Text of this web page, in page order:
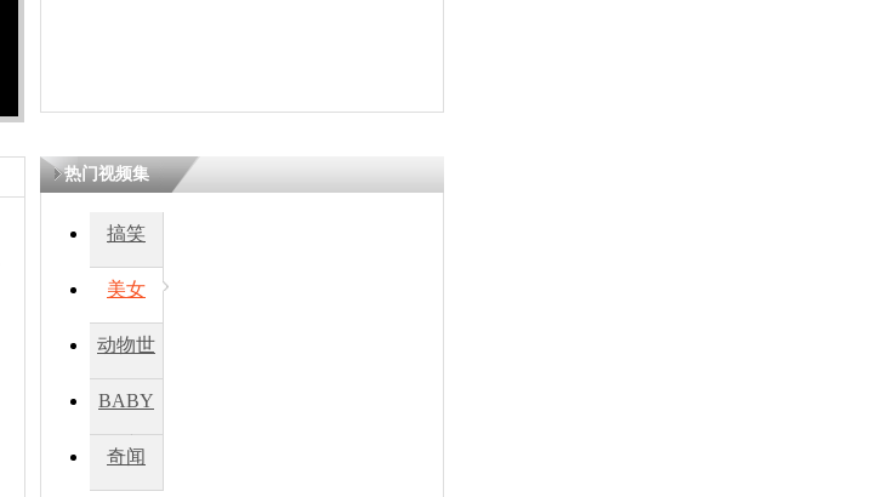
热门视频集
搞笑
美女
动物世
BABY
秀
奇闻